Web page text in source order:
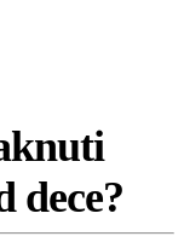
dece?